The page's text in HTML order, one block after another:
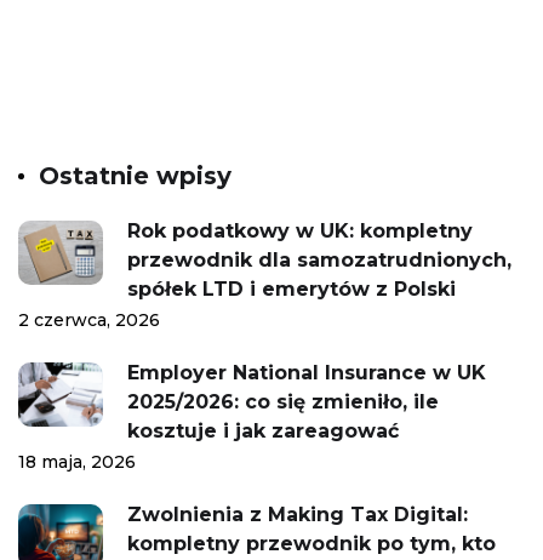
Ostatnie wpisy
Rok podatkowy w UK: kompletny
przewodnik dla samozatrudnionych,
spółek LTD i emerytów z Polski
2 czerwca, 2026
Employer National Insurance w UK
2025/2026: co się zmieniło, ile
kosztuje i jak zareagować
18 maja, 2026
Zwolnienia z Making Tax Digital:
kompletny przewodnik po tym, kto